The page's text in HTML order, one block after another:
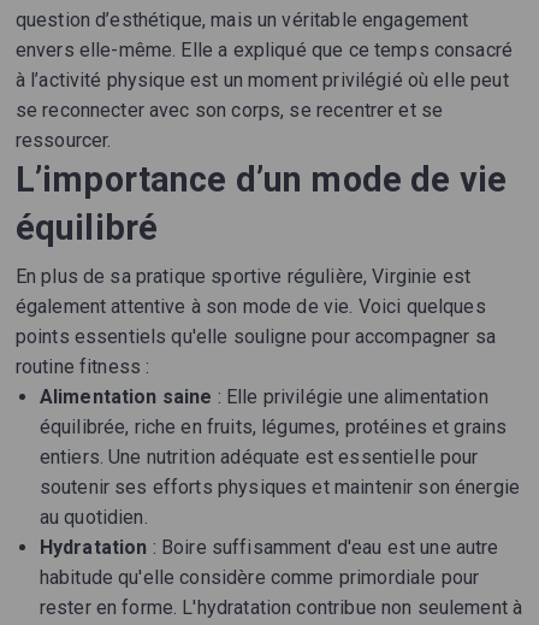
question d’esthétique, mais un véritable engagement
envers elle-même. Elle a expliqué que ce temps consacré
à l’activité physique est un moment privilégié où elle peut
se reconnecter avec son corps, se recentrer et se
ressourcer.
L’importance d’un mode de vie
équilibré
En plus de sa pratique sportive régulière, Virginie est
également attentive à son mode de vie. Voici quelques
points essentiels qu'elle souligne pour accompagner sa
routine fitness :
Alimentation saine : Elle privilégie une alimentation
équilibrée, riche en fruits, légumes, protéines et grains
entiers. Une nutrition adéquate est essentielle pour
soutenir ses efforts physiques et maintenir son énergie
au quotidien.
Hydratation : Boire suffisamment d'eau est une autre
habitude qu'elle considère comme primordiale pour
rester en forme. L'hydratation contribue non seulement à